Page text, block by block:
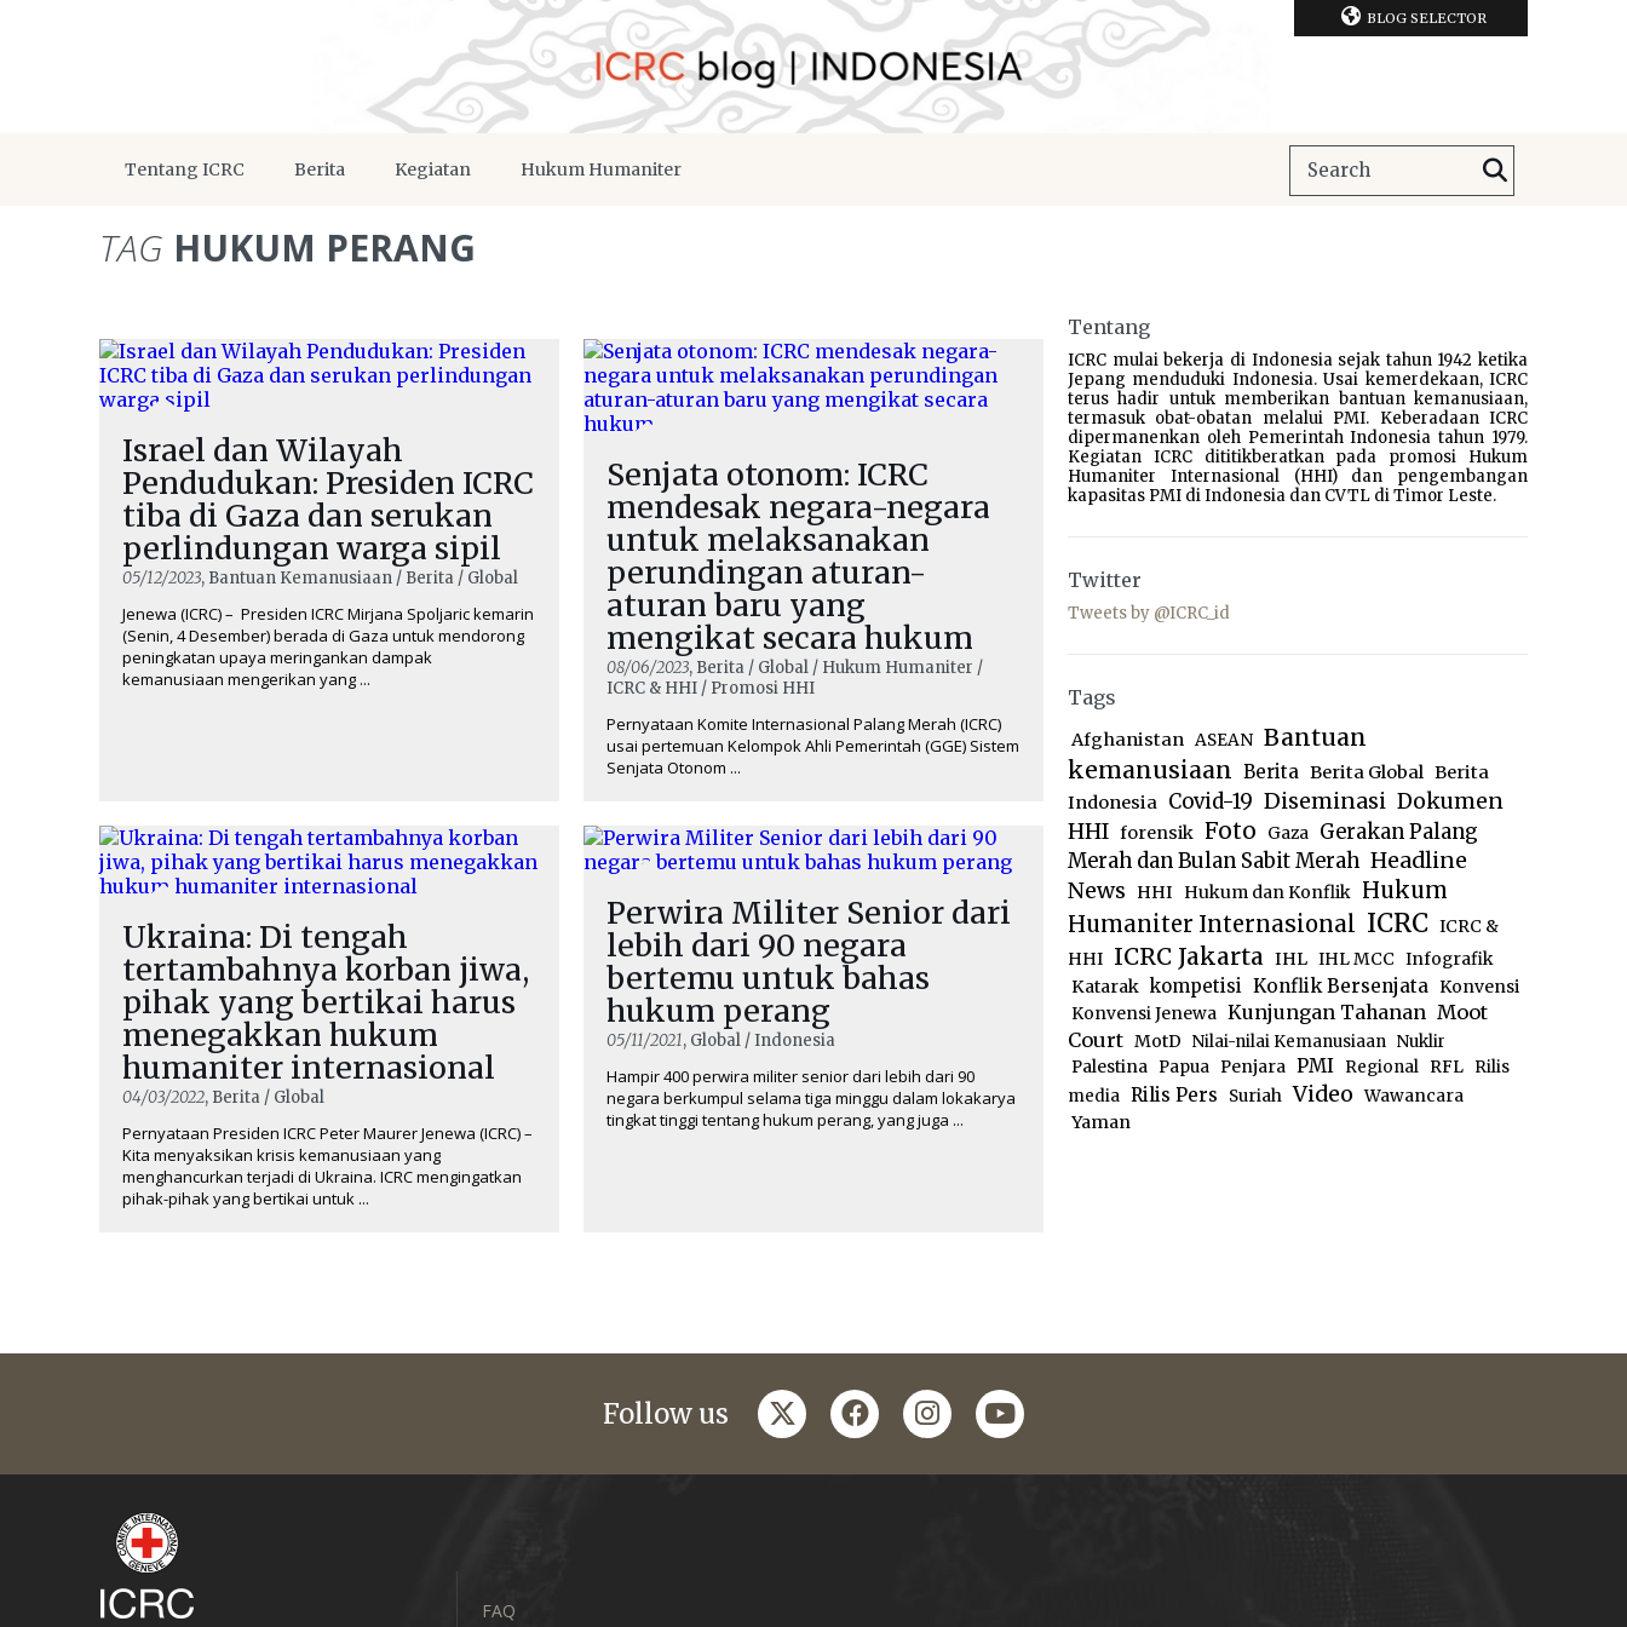
BLOG SELECTOR
Tentang ICRC Berita Kegiatan Hukum Humaniter
TAG HUKUM PERANG
Israel dan Wilayah
Pendudukan: Presiden ICRC
tiba di Gaza dan serukan
perlindungan warga sipil
05/12/2023, Bantuan Kemanusiaan / Berita / Global
Jenewa (ICRC) – Presiden ICRC Mirjana Spoljaric kemarin
(Senin, 4 Desember) berada di Gaza untuk mendorong
peningkatan upaya meringankan dampak
kemanusiaan mengerikan yang ...
Senjata otonom: ICRC
mendesak negara-negara
untuk melaksanakan
perundingan aturan-
aturan baru yang
mengikat secara hukum
08/06/2023, Berita / Global / Hukum Humaniter /
ICRC & HHI / Promosi HHI
Pernyataan Komite Internasional Palang Merah (ICRC)
usai pertemuan Kelompok Ahli Pemerintah (GGE) Sistem
Senjata Otonom ...
Ukraina: Di tengah
tertambahnya korban jiwa,
pihak yang bertikai harus
menegakkan hukum
humaniter internasional
04/03/2022, Berita / Global
Pernyataan Presiden ICRC Peter Maurer Jenewa (ICRC) –
Kita menyaksikan krisis kemanusiaan yang
menghancurkan terjadi di Ukraina. ICRC mengingatkan
pihak-pihak yang bertikai untuk ...
Perwira Militer Senior dari
lebih dari 90 negara
bertemu untuk bahas
hukum perang
05/11/2021, Global / Indonesia
Hampir 400 perwira militer senior dari lebih dari 90
negara berkumpul selama tiga minggu dalam lokakarya
tingkat tinggi tentang hukum perang, yang juga ...
Tentang
ICRC mulai bekerja di Indonesia sejak tahun 1942 ketika
Jepang menduduki Indonesia. Usai kemerdekaan, ICRC
terus hadir untuk memberikan bantuan kemanusiaan,
termasuk obat-obatan melalui PMI. Keberadaan ICRC
dipermanenkan oleh Pemerintah Indonesia tahun 1979.
Kegiatan ICRC dititikberatkan pada promosi Hukum
Humaniter Internasional (HHI) dan pengembangan
kapasitas PMI di Indonesia dan CVTL di Timor Leste.
Twitter
Tweets by @ICRC_id
Tags
Afghanistan ASEAN Bantuan
kemanusiaan Berita Berita Global Berita
Indonesia Covid-19 Diseminasi Dokumen
HHI forensik Foto Gaza Gerakan Palang
Merah dan Bulan Sabit Merah Headline
News
HHI Hukum dan Konflik Hukum
Humaniter Internasional ICRC ICRC &
HHI ICRC Jakarta IHL IHL MCC Infografik
Katarak kompetisi Konflik Bersenjata Konvensi
Konvensi Jenewa Kunjungan Tahanan Moot
Court MotD Nilai-nilai Kemanusiaan Nuklir
Palestina
Papua Penjara PMI Regional RFL
Rilis
media Rilis Pers Suriah Video Wawancara
Yaman
Follow us twitterfacebookinstagram
youtube
FAQ